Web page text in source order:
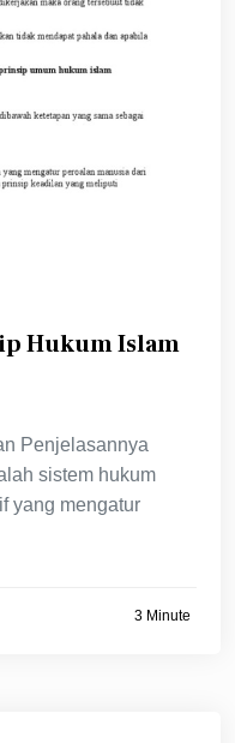
Hukum Islam
Penjelasannya
sistem hukum
yang mengatur
3 Minute